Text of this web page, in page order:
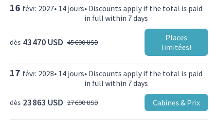
16 févr. 2027• 14 jours• Discounts apply if the total is paid
in full within 7 days
dès 43 470 USD 45 690 USD
Places
limitées!
17 févr. 2028• 14 jours• Discounts apply if the total is paid
in full within 7 days
dès 23 863 USD 27 690 USD Cabines & Prix